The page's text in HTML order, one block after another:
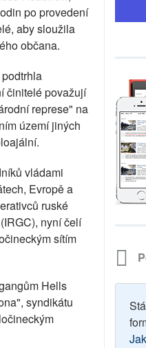
po provedení
aby sloužila
občana.
činitelé považují
represe" na
území jiných
vládami
Evropě a
ruské
nyní čelí
sítím
Hells
syndikátu